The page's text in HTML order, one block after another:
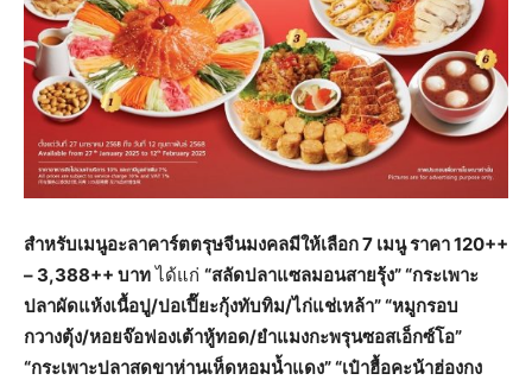
สำหรับเมนูอะลาคาร์ตตรุษจีนมงคลมีให้เลือก 7 เมนู ราคา 120++
– 3,388++ บาทได้แก่ “สลัดปลาแซลมอนสายรุ้ง” “กระเพาะ
ปลาผัดแห้งเนื้อปู/ปอเปี๊ยะกุ้งทับทิม/ไก่แช่เหล้า” “หมูกรอบ
กวางตุ้ง/หอยจ๊อฟองเต้าหู้ทอด/ยำแมงกะพรุนซอสเอ็กซ์โอ”
“กระเพาะปลาสดขาห่านเห็ดหอมน้ำแดง” “เป๋าฮื้อคะน้าฮ่องกง